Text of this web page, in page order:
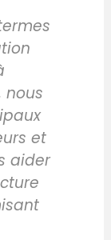
nous
et
aider